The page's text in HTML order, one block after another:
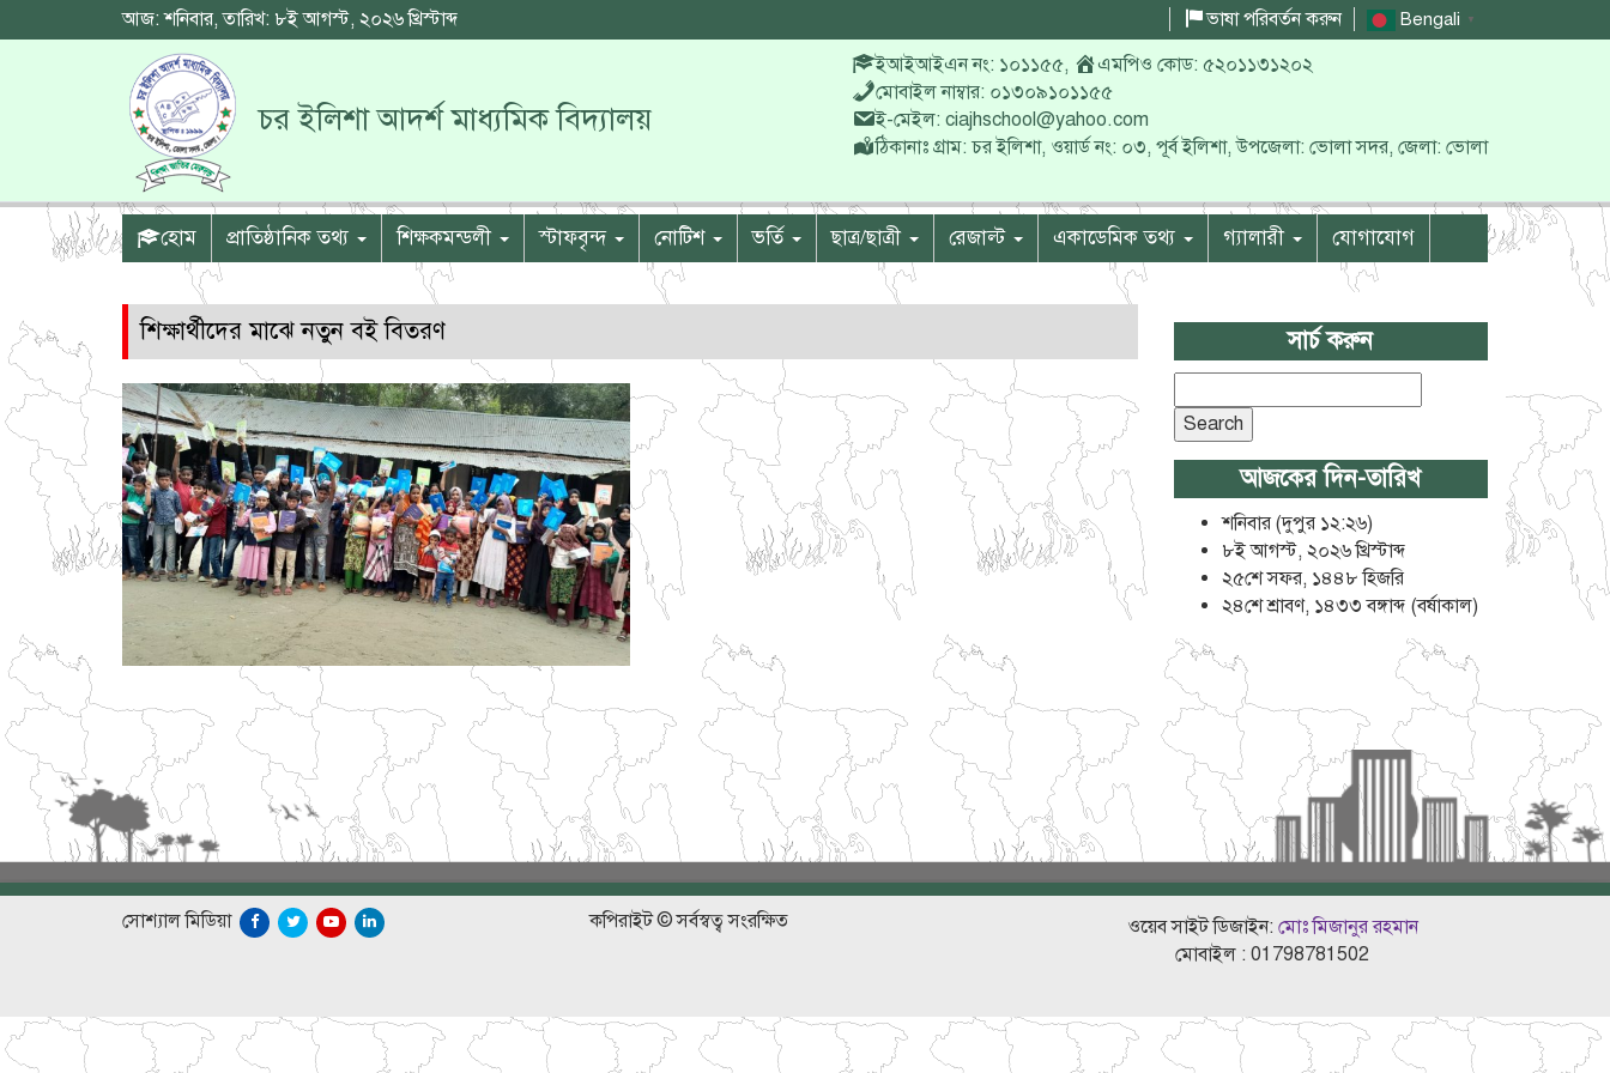
আজ:শনিবার, তারিখ: ৮ই আগস্ট, ২০২৬ খ্রিস্টাব্দ ভাষা পরিবর্তন করুন Bengali ▼
চর ইলিশা আদর্শ মাধ্যমিক বিদ্যালয়
ইআইআইএন নং: ১০১১৫৫,
এমপিও কোড: ৫২০১১৩১২০২
মোবাইল নাম্বার: ০১৩০৯১০১১৫৫
ই-মেইল: ciajhschool@yahoo.com
ঠিকানাঃ গ্রাম: চর ইলিশা, ওয়ার্ড নং: ০৩, পূর্ব ইলিশা, উপজেলা: ভোলা সদর, জেলা: ভোলা
হোম প্রাতিষ্ঠানিক তথ্য শিক্ষকমন্ডলী স্টাফবৃন্দ নোটিশ ভর্তি ছাত্র/ছাত্রী রেজাল্ট একাডেমিক তথ্য গ্যালারী যোগাযোগ
শিক্ষার্থীদের মাঝে নতুন বই বিতরণ সার্চ করুন
for:
আজকের দিন-তারিখ
শনিবার(দুপুর ১২:২৬)
৮ই আগস্ট, ২০২৬ খ্রিস্টাব্দ
২৫শে সফর, ১৪৪৮ হিজরি
২৪শে শ্রাবণ, ১৪৩৩ বঙ্গাব্দ (বর্ষাকাল)
সোশ্যাল মিডিয়া কপিরাইট © সর্বস্বত্ব সংরক্ষিত ওয়েব সাইট ডিজাইন: মোঃ মিজানুর রহমান
মোবাইল : 01798781502